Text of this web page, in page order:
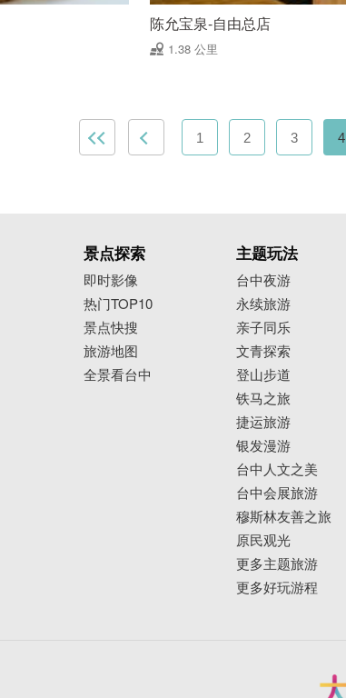
陈允宝泉-自由总店
1.38 公里
1 2 3 4
景点探索
即时影像
热门TOP10
景点快搜
旅游地图
全景看台中
主题玩法
台中夜游
永续旅游
亲子同乐
文青探索
登山步道
铁马之旅
捷运旅游
银发漫游
台中人文之美
台中会展旅游
穆斯林友善之旅
原民观光
更多主题旅游
更多好玩游程